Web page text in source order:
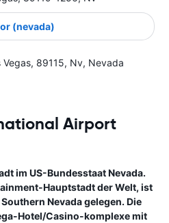
(nevada)
89115, Nv, Nevada
Airport
im US-Bundesstaat Nevada.
Hauptstadt der Welt, ist
Nevada gelegen. Die
Hotel/Casino-komplexe mit